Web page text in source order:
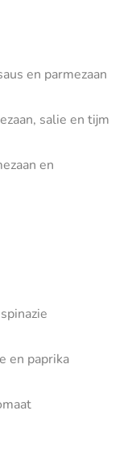
en parmezaan
salie en tijm
en
en paprika